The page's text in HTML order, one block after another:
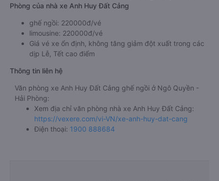
Phòng của nhà xe Anh Huy Đất Cảng
ghế ngồi: 220000đ/vé
limousine: 220000đ/vé
Giá vé xe ổn định, không tăng giảm đột xuất trong các
dịp Lễ, Tết cao điểm
Thông tin liên hệ
Văn phòng xe Anh Huy Đất Cảng ghế ngồi ở Ngô Quyền -
Hải Phòng:
Xem địa chỉ văn phòng nhà xe Anh Huy Đất Cảng:
https://vexere.com/vi-VN/xe-anh-huy-dat-cang
Điện thoại: 1900 888684